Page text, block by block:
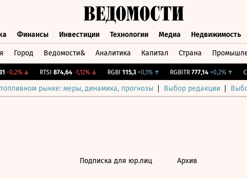
Финансы Инвестиции Технологии Медиа Недвижимость
Город Ведомости& Аналитика Капитал Страна
-0,2%↓ RTSI 874,64 -1,12%↓ RGBI 115,3 +0,1%↑ RGBITR 777,14 +0,2%↑
рынке: меры, динамика, прогнозы Выбор редакции
Подписка для юр.лиц Архив